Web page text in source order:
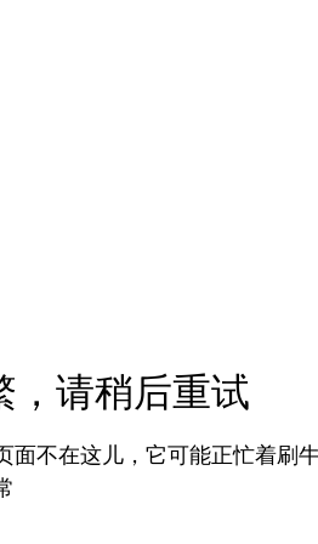
，请稍后重试
面不在这儿，它可能正忙着刷